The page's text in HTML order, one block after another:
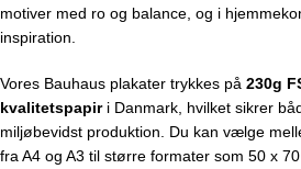
motiver med ro og balance, og i
inspiration.
Vores Bauhaus plakater trykkes på 230g
kvalitetspapiri Danmark, hvilket sikrer
miljøbevidst produktion. Du kan vælge
fra A4 og A3 til større formater som 50 x